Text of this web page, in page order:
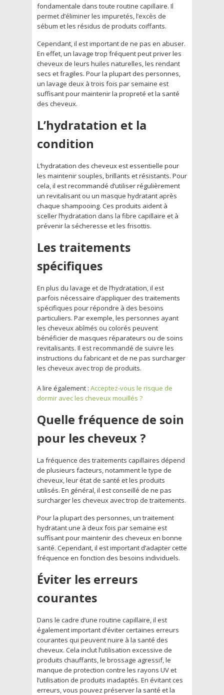
fondamentale dans toute routine capillaire. Il
permet d’éliminer les impuretés, l’excès de
sébum et les résidus de produits coiffants.
Cependant, il est important de ne pas en abuser.
En effet, un lavage trop fréquent peut priver les
cheveux de leurs huiles naturelles, les rendant
secs et fragiles. Pour la plupart des personnes,
un lavage deux à trois fois par semaine est
suffisant pour maintenir la propreté et la santé
des cheveux.
L’hydratation et la
condition
L’hydratation des cheveux est essentielle pour
les maintenir souples, brillants et résistants. Pour
cela, il est recommandé d’utiliser régulièrement
un revitalisant ou un masque hydratant après
chaque shampooing. Ces produits aident à
sceller l’hydratation dans la fibre capillaire et à
prévenir la sécheresse et les frisottis.
Les traitements
spécifiques
En plus du lavage et de l’hydratation, il est
parfois nécessaire d’appliquer des traitements
spécifiques pour répondre à des besoins
particuliers. Par exemple, les personnes ayant
les cheveux abîmés ou colorés peuvent
bénéficier de masques réparateurs ou de soins
revitalisants. Il est recommandé de suivre les
instructions du fabricant et de ne pas surcharger
les cheveux avec trop de produits.
A lire également : Acceptez-vous le risque de
dormir avec les cheveux mouillés ?
Quelle fréquence de soin
pour les cheveux ?
La fréquence des traitements capillaires dépend
de plusieurs facteurs, notamment le type de
cheveux, leur état de santé et les produits
utilisés. En général, il est conseillé de ne pas
surcharger les cheveux avec trop de traitements.
Pour la plupart des personnes, un traitement
hydratant une à deux fois par semaine est
suffisant pour maintenir des cheveux en bonne
santé. Cependant, il est important d’adapter cette
fréquence en fonction des besoins individuels.
Éviter les erreurs
courantes
Dans le cadre d’une routine capillaire, il est
également important d’éviter certaines erreurs
courantes qui peuvent nuire à la santé des
cheveux. Cela inclut l’utilisation excessive de
produits chauffants, le brossage agressif, le
manque de protection contre les rayons UV et
l’utilisation de produits inadaptés. En évitant ces
erreurs, vous pouvez préserver la santé et la